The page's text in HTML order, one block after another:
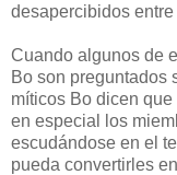
desapercibidos
Cuando algunos de
Bo son preguntados
míticos Bo dicen
en especial los
escudándose en el
pueda convertirles